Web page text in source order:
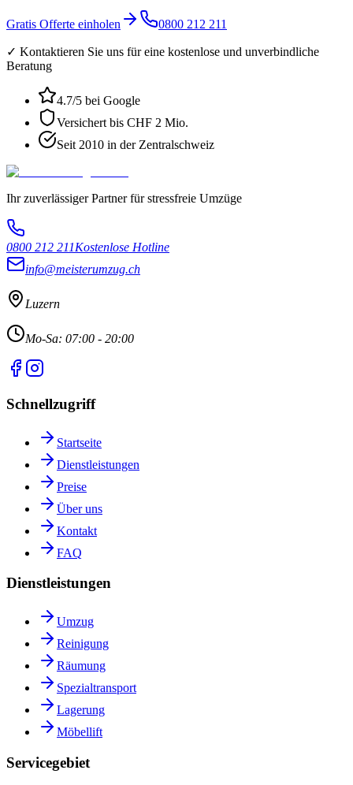
Gratis Offerte einholen 0800 212 211
✓ Kontaktieren Sie uns für eine kostenlose und unverbindliche
Beratung
4.7/5 bei Google
Versichert bis CHF 2 Mio.
Seit 2010 in der Zentralschweiz
Ihr zuverlässiger Partner für stressfreie Umzüge
0800 212 211Kostenlose Hotline
info@meisterumzug.ch
Luzern
Mo-Sa: 07:00 - 20:00
Schnellzugriff
Startseite
Dienstleistungen
Preise
Über uns
Kontakt
FAQ
Dienstleistungen
Umzug
Reinigung
Räumung
Spezialtransport
Lagerung
Möbellift
Servicegebiet